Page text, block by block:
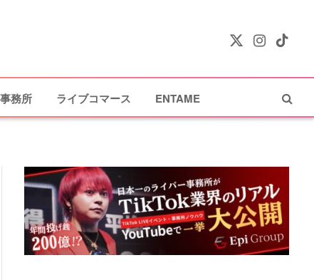
X
Instagram
TikTok
務所 ライブコマース ENTAME